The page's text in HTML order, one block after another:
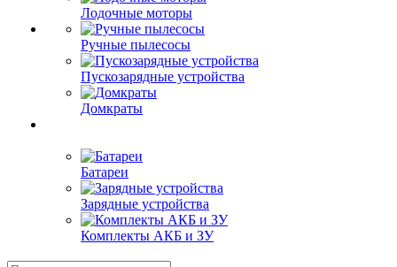
Лодочные моторы
Ручные пылесосы
Пускозарядные устройства
Домкраты
Батареи
Зарядные устройства
Комплекты АКБ и ЗУ